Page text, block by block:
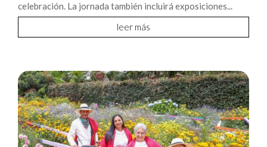
celebración. La jornada también incluirá exposiciones...
leer más